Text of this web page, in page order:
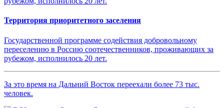
Территория приоритетного заселения
Государственной программе содействия добровольному
переселению в Россию соотечественников, проживающих за
рубежом, исполнилось 20 лет.
За это время на Дальний Восток переехали более 73 тыс.
человек.